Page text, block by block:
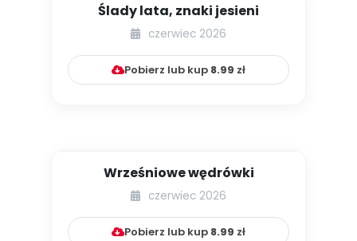
Ślady lata, znaki jesieni
czerwiec 2026
Pobierz lub kup 8.99 zł
Wrześniowe wędrówki
czerwiec 2026
Pobierz lub kup 8.99 zł